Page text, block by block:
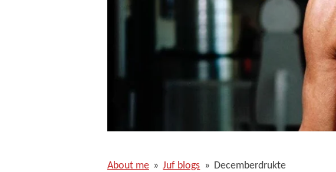
About me » Juf blogs » Decemberdrukte